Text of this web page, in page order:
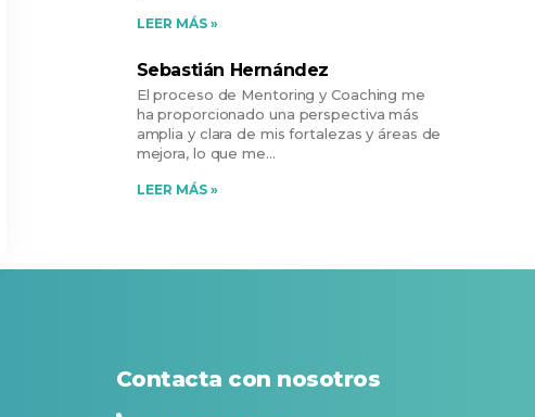
LEER MÁS »
Sebastián Hernández
El proceso de Mentoring y Coaching me
ha proporcionado una perspectiva más
amplia y clara de mis fortalezas y áreas de
mejora, lo que me
LEER MÁS »
Contacta con nosotros